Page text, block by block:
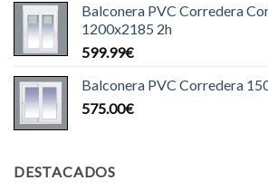
Balconera PVC Corredera
1200x2185 2h
599.99€
Balconera PVC Corredera
575.00€
DESTACADOS